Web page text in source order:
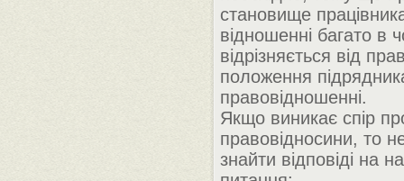
становище
відношенні багато в
відрізняється від
положення
правовідношенні.
Якщо виникає спір
правовідносини, то
знайти відповіді на